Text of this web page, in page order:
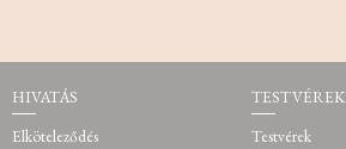
HIVATÁS
Elköteleződés
TESTVÉREK
Testvérek